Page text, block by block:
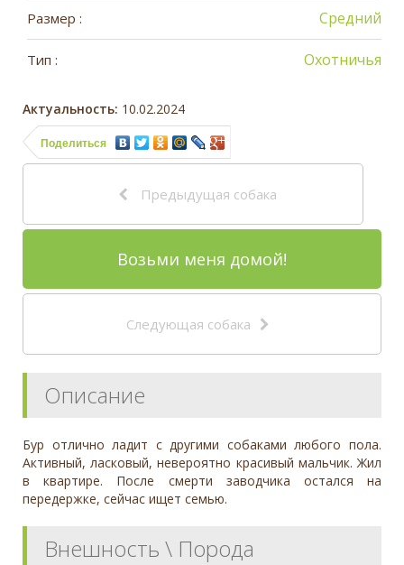
Размер : Средний
Тип : Охотничья
Актуальность: 10.02.2024
Поделиться
Предыдущая собака
Возьми меня домой!
Следующая собака
Описание
Бур отлично ладит с другими собаками любого пола.
Активный, ласковый, невероятно красивый мальчик. Жил
в квартире. После смерти заводчика остался на
передержке, сейчас ищет семью.
Внешность \ Порода